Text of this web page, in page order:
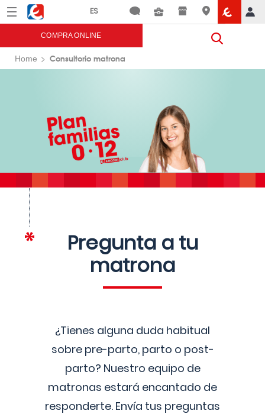
Menú Eroski
COMPRA ONLINE
Home Consultorio matrona
Pregunta a tu
matrona
¿Tienes alguna duda habitual
sobre pre-parto, parto o post-
parto? Nuestro equipo de
matronas estará encantado de
responderte. Envía tus preguntas